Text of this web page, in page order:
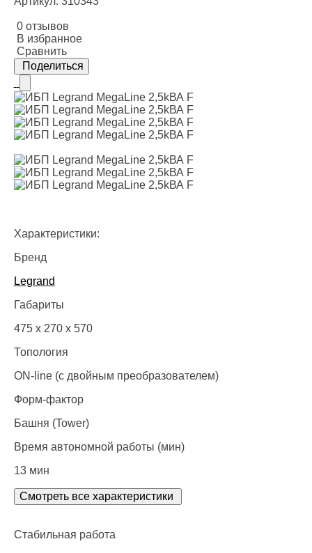
0 отзывов
В избранное
Сравнить
Поделиться
Характеристики:
Бренд
Legrand
Габариты
475 x 270 x 570
Топология
ON-line (с двойным преобразователем)
Форм-фактор
Башня (Tower)
Время автономной работы (мин)
13 мин
Смотреть все характеристики
Стабильная работа